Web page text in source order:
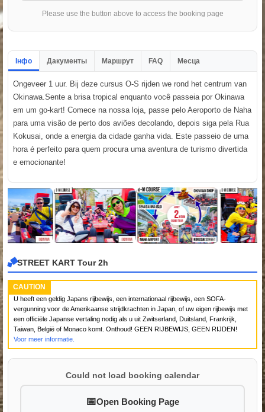
Please use the button above to access the booking page
Інфо Дакументы Маршрут FAQ Месца
Ongeveer 1 uur. Bij deze cursus O-S rijden we rond het centrum van
Okinawa.Sente a brisa tropical enquanto você passeia por Okinawa
em um go-kart! Comece na nossa loja, passe pelo Aeroporto de Naha
para uma visão de perto dos aviões decolando, depois siga pela Rua
Kokusai, onde a energia da cidade ganha vida. Este passeio de uma
hora é perfeito para quem procura uma aventura de turismo divertida
e emocionante!
STREET KART Tour 2h
CAUTION
U heeft een geldig Japans rijbewijs, een internationaal rijbewijs, een SOFA-
vergunning voor de Amerikaanse strijdkrachten in Japan, of uw eigen rijbewijs met
een officiële Japanse vertaling nodig als u uit Zwitserland, Duitsland, Frankrijk,
Taiwan, België of Monaco komt. Onthoud! GEEN RIJBEWIJS, GEEN RIJDEN!
Voor meer informatie.
Could not load booking calendar
Open Booking Page